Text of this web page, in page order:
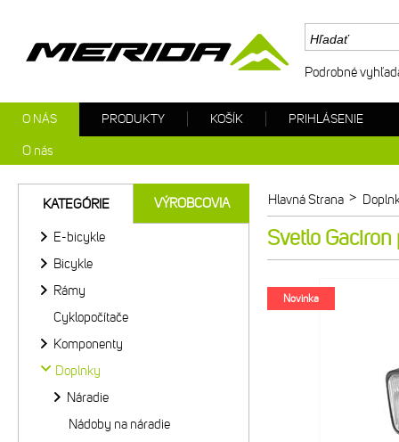
Hlavná Strana >
Svetlo
Novinka
KATEGÓRIE VÝROBCOVIA
E-bicykle
Bicykle
Rámy
Cyklopočítače
Komponenty
Doplnky
Náradie
Nádoby na náradie
Podrobné
O NÁS
O nás
PRODUKTY KOŠÍK PRIHLÁSENIE